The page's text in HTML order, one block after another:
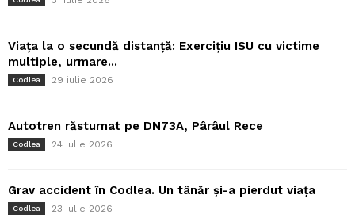
Viața la o secundă distanță: Exercițiu ISU cu victime
multiple, urmare...
Codlea 29 iulie 2026
Autotren răsturnat pe DN73A, Pârâul Rece
Codlea 24 iulie 2026
Grav accident în Codlea. Un tânăr și-a pierdut viața
Codlea 23 iulie 2026